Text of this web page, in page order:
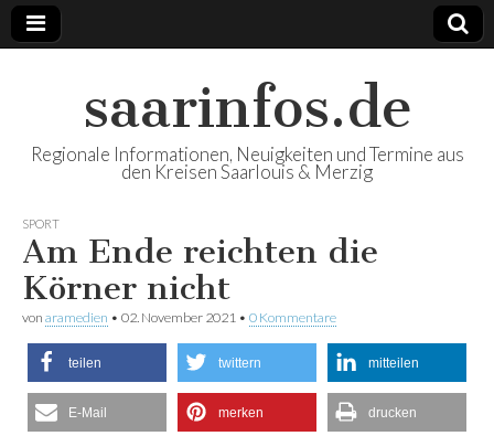
saarinfos.de
Regionale Informationen, Neuigkeiten und Termine aus
den Kreisen Saarlouis & Merzig
SPORT
Am Ende reichten die
Körner nicht
von aramedien • 02. November 2021 • 0 Kommentare
teilen twittern mitteilen
E-Mail merken drucken